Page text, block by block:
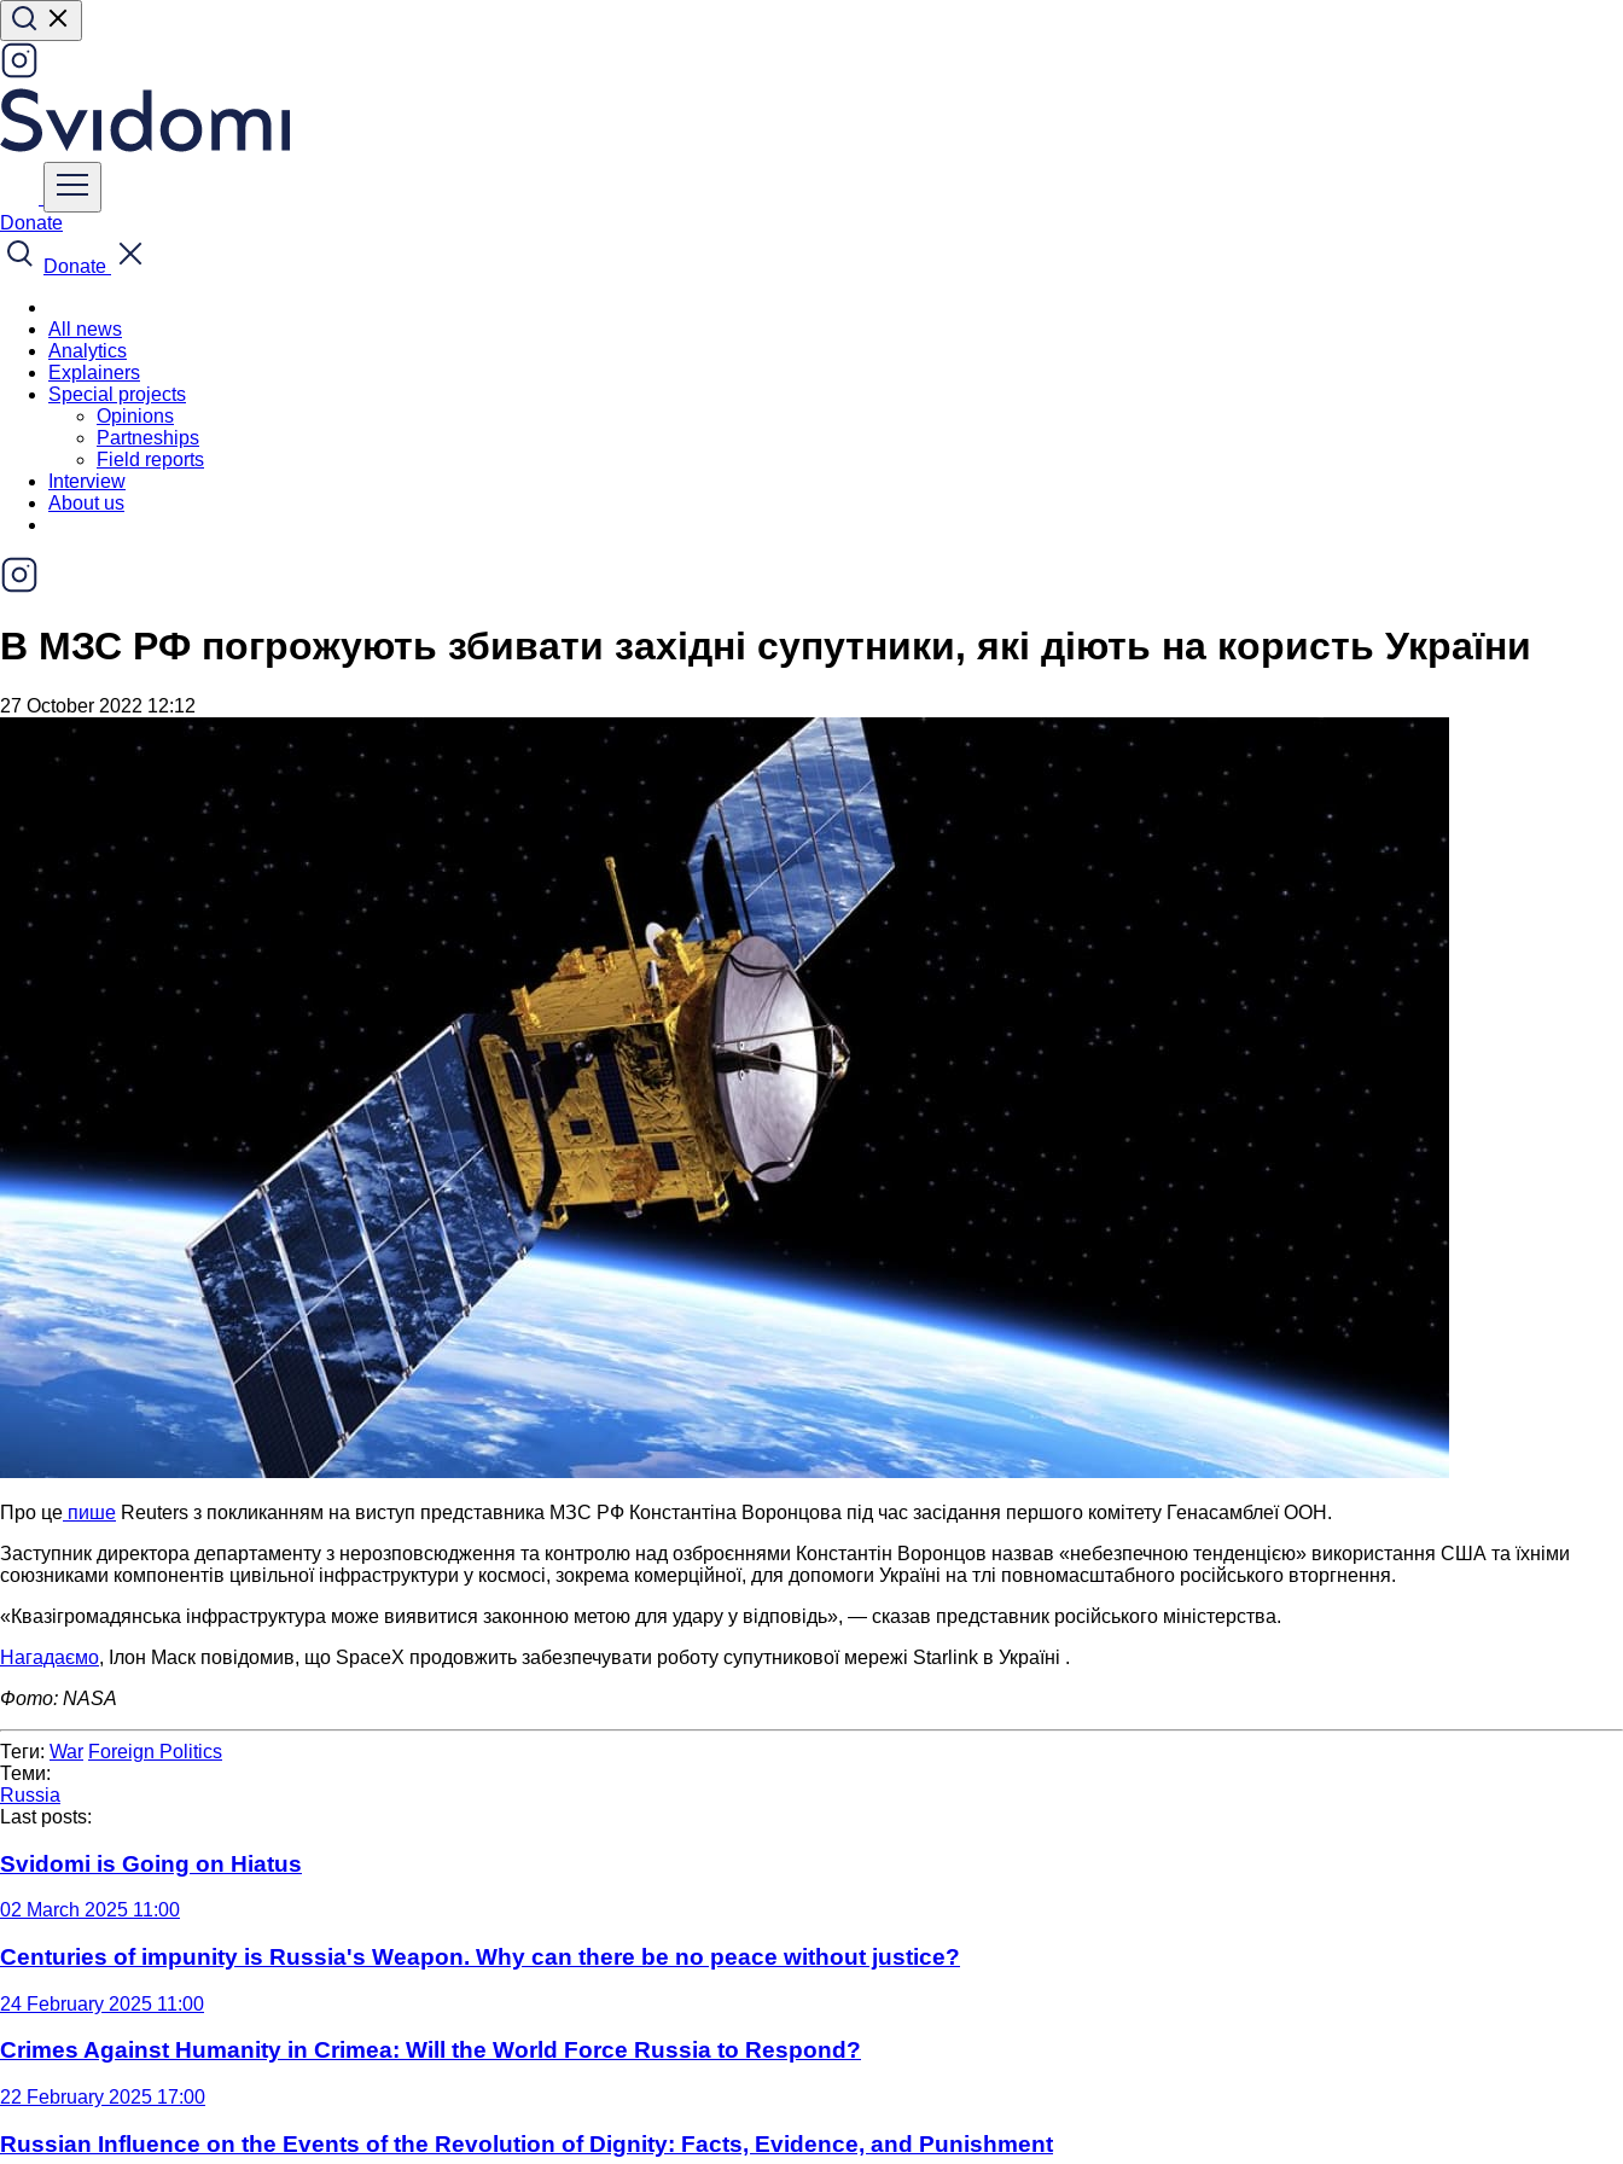
Donate
Donate
All news
Analytics
Explainers
Special projects
Opinions
Partneships
Field reports
Interview
About us
В МЗС РФ погрожують збивати західні супутники, які діють на користь України
27 October 2022 12:12
Про це пише Reuters з покликанням на виступ представника МЗС РФ Константіна Воронцова під час засідання першого комітету Генасамблеї ООН.
Заступник директора департаменту з нерозповсюдження та контролю над озброєннями Константін Воронцов назвав «небезпечною тенденцією» використання США та їхніми
союзниками компонентів цивільної інфраструктури у космосі, зокрема комерційної, для допомоги Україні на тлі повномасштабного російського вторгнення.
«Квазігромадянська інфраструктура може виявитися законною метою для удару у відповідь», — сказав представник російського міністерства.
Нагадаємо, Ілон Маск повідомив, що SpaceX продовжить забезпечувати роботу супутникової мережі Starlink в Україні .
Фото: NASA
Теги: War Foreign Politics
Теми:
Russia
Last posts:
Svidomi is Going on Hiatus
02 March 2025 11:00
Centuries of impunity is Russia's Weapon. Why can there be no peace without justice?
24 February 2025 11:00
Crimes Against Humanity in Crimea: Will the World Force Russia to Respond?
22 February 2025 17:00
Russian Influence on the Events of the Revolution of Dignity: Facts, Evidence, and Punishment